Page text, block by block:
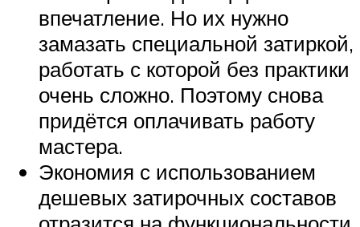
впечатление. Но их нужно
замазать специальной затиркой,
работать с которой без практики
очень сложно. Поэтому снова
придётся оплачивать работу
мастера.
Экономия с использованием
дешевых затирочных составов